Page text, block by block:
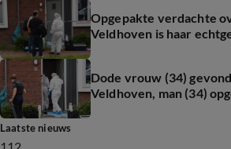
Opgepakte verdachte
Veldhoven is haar
Dode vrouw (34)
Veldhoven, man (34)
Laatste nieuws